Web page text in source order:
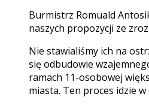
Burmistrz Romuald
naszych propozycji ze
Nie stawialiśmy ich na
się odbudowie
ramach 11-osobowej
miasta. Ten proces idzie